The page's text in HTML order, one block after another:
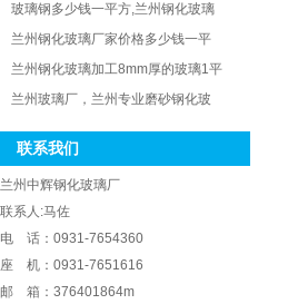
玻璃钢多少钱一平方,兰州钢化玻璃
兰州钢化玻璃厂家价格多少钱一平
兰州钢化玻璃加工8mm厚的玻璃1平
兰州玻璃厂，兰州专业磨砂钢化玻
联系我们
兰州中辉钢化玻璃厂
联系人:马佐
电 话：0931-7654360
座 机：0931-7651616
邮 箱：376401864m